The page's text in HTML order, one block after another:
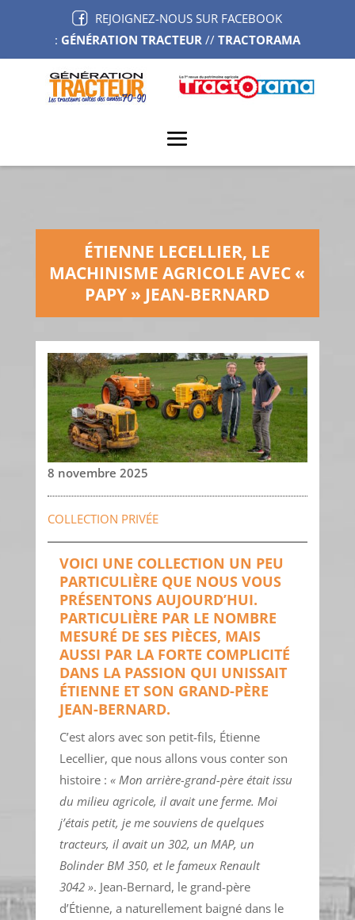
REJOIGNEZ-NOUS SUR FACEBOOK
: GÉNÉRATION TRACTEUR// TRACTORAMA
ÉTIENNE LECELLIER, LE
MACHINISME AGRICOLE AVEC «
PAPY » JEAN-BERNARD
8 novembre 2025
COLLECTION PRIVÉE
VOICI UNE COLLECTION UN PEU
PARTICULIÈRE QUE NOUS VOUS
PRÉSENTONS AUJOURD’HUI.
PARTICULIÈRE PAR LE NOMBRE
MESURÉ DE SES PIÈCES, MAIS
AUSSI PAR LA FORTE COMPLICITÉ
DANS LA PASSION QUI UNISSAIT
ÉTIENNE ET SON GRAND-PÈRE
JEAN-BERNARD.
C’est alors avec son petit-fils, Étienne
Lecellier, que nous allons vous conter son
histoire : « Mon arrière-grand-père était issu
du milieu agricole, il avait une ferme. Moi
j’étais petit, je me souviens de quelques
tracteurs, il avait un 302, un MAP, un
Bolinder BM 350, et le fameux Renault
3042 ». Jean-Bernard, le grand-père
d’Étienne, a naturellement baigné dans le